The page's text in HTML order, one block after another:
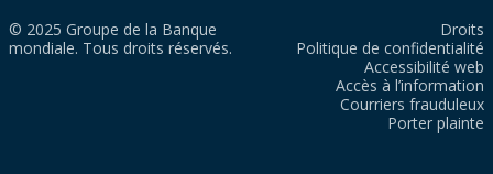
© 2025 Groupe de la Banque
mondiale. Tous droits réservés.
Droits
Politique de confidentialité
Accessibilité web
Accès à l’information
Courriers frauduleux
Porter plainte